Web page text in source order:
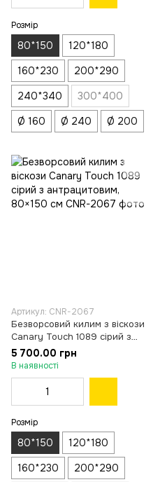
Розмір
80*150
120*180
160*230
200*290
240*340
300*400
Ø 160
Ø 240 Ø 200
Артикул: CNR-2067
Безворсовий килим з віскози
Canary Touch 1089 сірий з
антрацитовим, 80×150 см
5 700.00 грн
В наявності
Розмір
80*150
120*180
160*230
200*290